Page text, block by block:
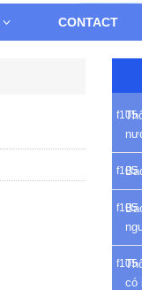
CONTACT
có